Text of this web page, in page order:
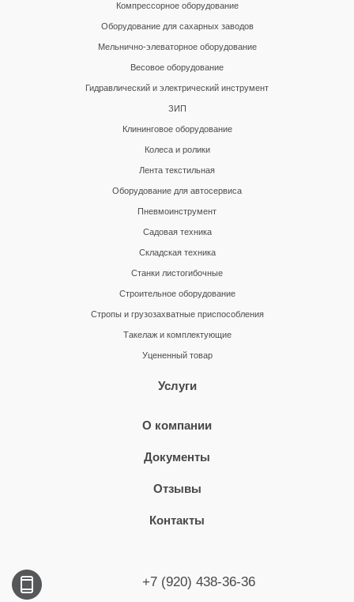
Компрессорное оборудование
Оборудование для сахарных заводов
Мельнично-элеваторное оборудование
Весовое оборудование
Гидравлический и электрический инструмент
ЗИП
Клининговое оборудование
Колеса и ролики
Лента текстильная
Оборудование для автосервиса
Пневмоинструмент
Садовая техника
Складская техника
Станки листогибочные
Строительное оборудование
Стропы и грузозахватные приспособления
Такелаж и комплектующие
Уцененный товар
Услуги
О компании
Документы
Отзывы
Контакты
+7 (920) 438-36-36